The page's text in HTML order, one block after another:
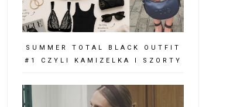
SUMMER TOTAL BLACK OUTFIT
#1 CZYLI KAMIZELKA I SZORTY